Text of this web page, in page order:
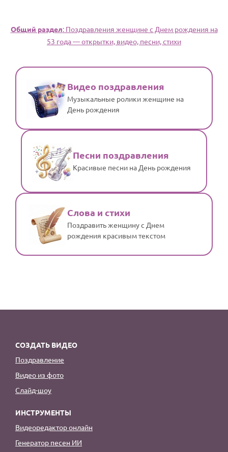
Общий раздел: Поздравления женщине c Днем рождения на
53 года — открытки, видео, песни, стихи
Видео поздравления
Музыкальные ролики женщине на
День рождения
Песни поздравления
Красивые песни на День рождения
Слова и стихи
Поздравить женщину с Днем
рождения красивым текстом
СОЗДАТЬ ВИДЕО
Поздравление
Видео из фото
Слайд-шоу
ИНСТРУМЕНТЫ
Видеоредактор онлайн
Генератор песен ИИ